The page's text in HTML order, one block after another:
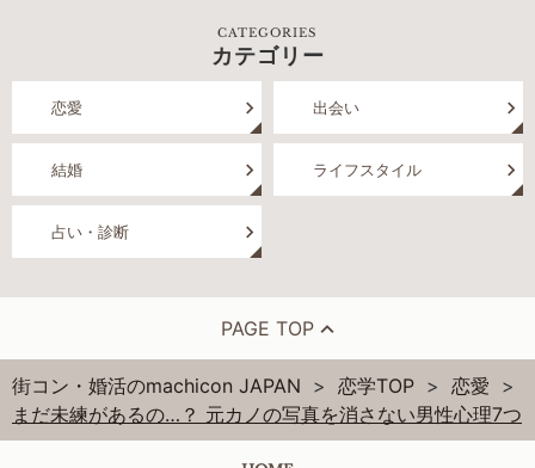
CATEGORIES
カテゴリー
恋愛 出会い
結婚 ライフスタイル
占い・診断
PAGE TOP
街コン・婚活のmachicon JAPAN 恋学TOP
恋愛
まだ未練があるの…？ 元カノの写真を消さない男性心理7つ